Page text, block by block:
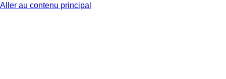
Aller au contenu principal